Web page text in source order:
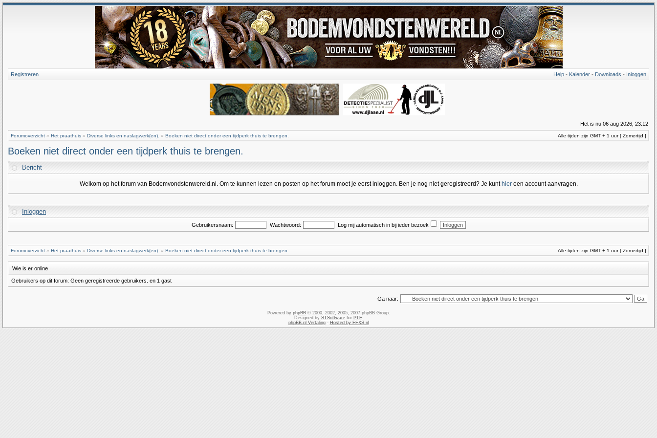
Help • Kalender • Downloads • Inloggen
Registreren
Het is nu 06 aug 2026, 23:12
Forumoverzicht » Het praathuis » Diverse links en naslagwerk(en). » Boeken niet direct onder een tijdperk thuis te brengen. Alle tijden zijn GMT + 1 uur [ Zomertijd ]
Boeken niet direct onder een tijdperk thuis te brengen.
Bericht
Welkom op het forum van Bodemvondstenwereld.nl. Om te kunnen lezen en posten op het forum moet je eerst inloggen. Ben je nog niet geregistreerd? Je kunt hiereen account aanvragen.
Inloggen
Gebruikersnaam: Wachtwoord: Log mij automatisch in bij ieder bezoek
Forumoverzicht » Het praathuis » Diverse links en naslagwerk(en). » Boeken niet direct onder een tijdperk thuis te brengen. Alle tijden zijn GMT + 1 uur [ Zomertijd ]
Wie is er online
Gebruikers op dit forum: Geen geregistreerde gebruikers. en 1 gast
Ga naar:
Powered by phpBB© 2000, 2002, 2005, 2007 phpBB Group.
Designed by STSoftwarefor PTF.
phpBB.nl Vertaling- Hosted by FFXS.nl